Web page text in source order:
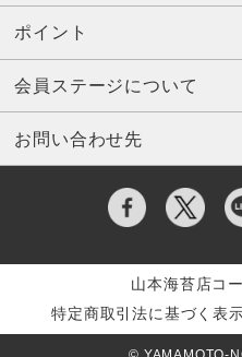
ポイント
会員ステージについて
お問い合わせ先
山本海苔店コ
特定商取引法に基づく表
© YAMAMOTO-